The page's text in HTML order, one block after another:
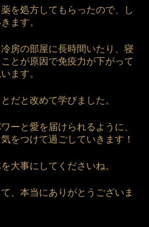
を処方してもらったので、し
ます。
房の部屋に長時間いたり、寝
とが原因で免疫力が下がって
ます。
だと改めて学びました。
ーと愛を届けられるように、
をつけて過ごしていきます！
大事にしてくださいね。
、本当にありがとうございま